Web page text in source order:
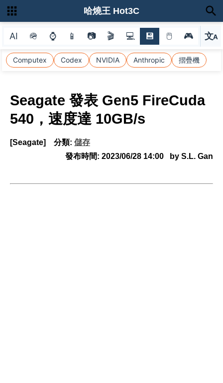
AI 🪖 ⌚ 📱 📷 🎬 💻 💾 🖱 🎮 文A
選
Computex Codex NVIDIA Anthropic 摺疊機
哈燒王 Hot3C
Seagate 發表 Gen5 FireCuda
540，速度達 10GB/s
[Seagate] 分類: 儲存
發布時間: 2023/06/28 14:00 by S.L. Gan